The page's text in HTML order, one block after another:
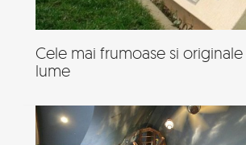
Cele mai frumoase si
lume